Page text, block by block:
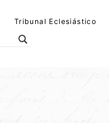
Tribunal Eclesiástico